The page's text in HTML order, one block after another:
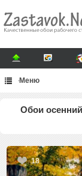
Меню
Обои
18